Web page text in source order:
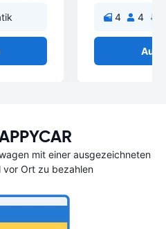
4 4
mit einer ausgezeichneten
Ort zu bezahlen